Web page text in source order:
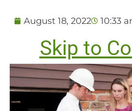
August 18, 2022 10:33
Skip to